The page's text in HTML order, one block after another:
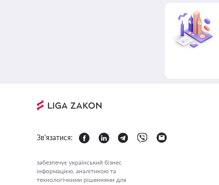
Зв'язатися:
забезпечує український бізнес
інформацією, аналітикою та
технологічними рішеннями для